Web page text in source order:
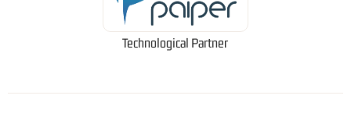
Technological Partner